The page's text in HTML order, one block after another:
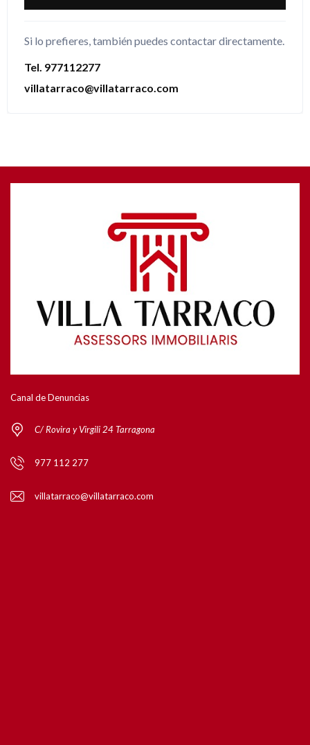
Si lo prefieres, también puedes contactar directamente.
Tel. 977112277
villatarraco@villatarraco.com
Canal de Denuncias
C/ Rovira y Virgili 24 Tarragona
977 112 277
villatarraco@villatarraco.com